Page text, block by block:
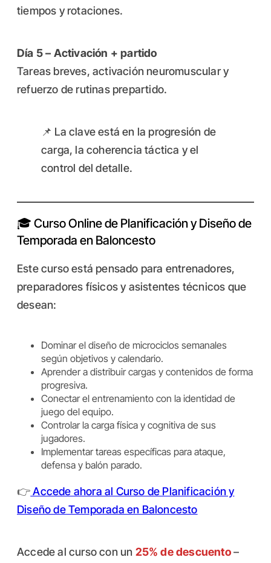
tiempos y rotaciones.
Día 5 – Activación + partido
Tareas breves, activación neuromuscular y
refuerzo de rutinas prepartido.
📌 La clave está en la progresión de
carga, la coherencia táctica y el
control del detalle.
🎓 Curso Online de Planificación y Diseño de
Temporada en Baloncesto
Este curso está pensado para entrenadores,
preparadores físicos y asistentes técnicos que
desean:
Dominar el diseño de microciclos semanales
según objetivos y calendario.
Aprender a distribuir cargas y contenidos de forma
progresiva.
Conectar el entrenamiento con la identidad de
juego del equipo.
Controlar la carga física y cognitiva de sus
jugadores.
Implementar tareas específicas para ataque,
defensa y balón parado.
👉Accede ahora al Curso de Planificación y
Diseño de Temporada en Baloncesto
Accede al curso con un 25% de descuento–